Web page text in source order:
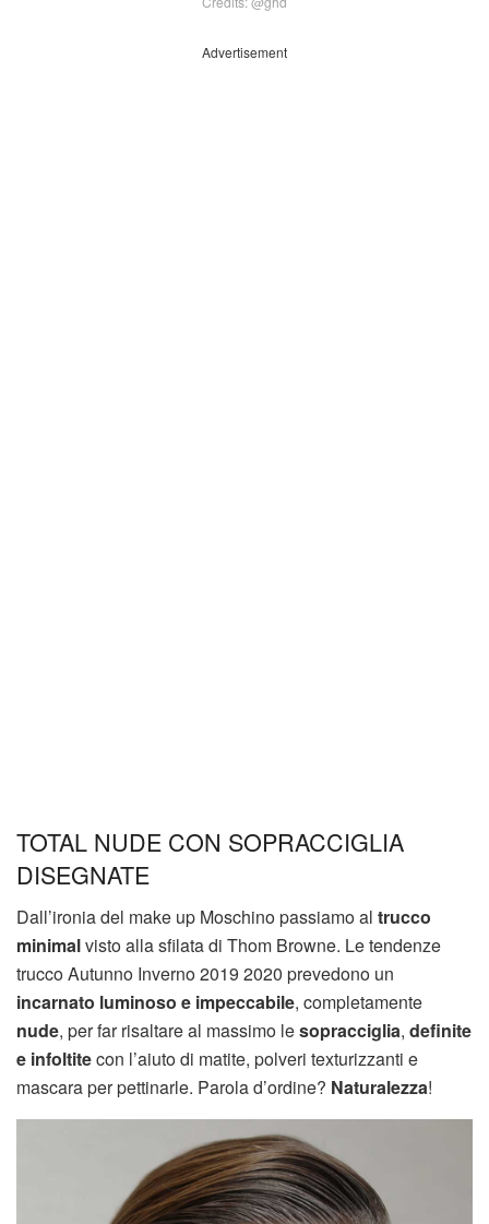
Advertisement
TOTAL NUDE CON SOPRACCIGLIA
DISEGNATE
Dall’ironia del make up Moschino passiamo al trucco
minimalvisto alla sfilata di Thom Browne. Le tendenze
trucco Autunno Inverno 2019 2020 prevedono un
incarnato luminoso e impeccabile, completamente
nude, per far risaltare al massimo lesopracciglia, definite
e infoltitecon l’aiuto di matite, polveri texturizzanti e
mascara per pettinarle. Parola d’ordine? Naturalezza!